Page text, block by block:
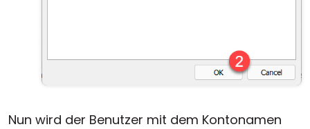
Nun wird der Benutzer mit dem Kontonamen